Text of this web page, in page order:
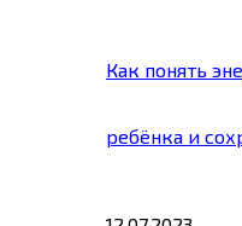
Как понять
ребёнка и